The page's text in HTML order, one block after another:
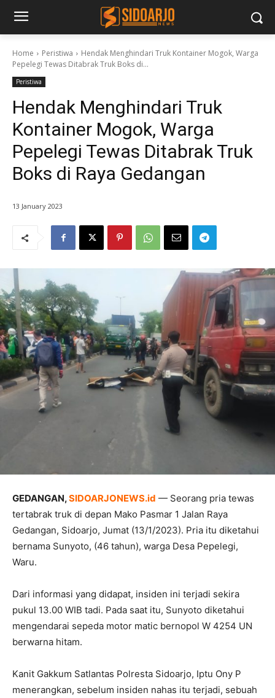
Home Peristiwa
Hendak Menghindari Truk Kontainer Mogok, Warga
Pepelegi Tewas Ditabrak Truk Boks di...
Peristiwa
Hendak Menghindari Truk
Kontainer Mogok, Warga
Pepelegi Tewas Ditabrak Truk
Boks di Raya Gedangan
13 January 2023
GEDANGAN,SIDOARJONEWS.id — Seorang pria tewas
tertabrak truk di depan Mako Pasmar 1 Jalan Raya
Gedangan, Sidoarjo, Jumat (13/1/2023). Pria itu diketahui
bernama Sunyoto, (46 tahun), warga Desa Pepelegi,
Waru.
Dari informasi yang didapat, insiden ini terjadi sekira
pukul 13.00 WIB tadi. Pada saat itu, Sunyoto diketahui
mengendarai sepeda motor matic bernopol W 4254 UN
berwarna hitam.
Kanit Gakkum Satlantas Polresta Sidoarjo, Iptu Ony P
menerangkan, sebelum insiden nahas itu terjadi, sebuah